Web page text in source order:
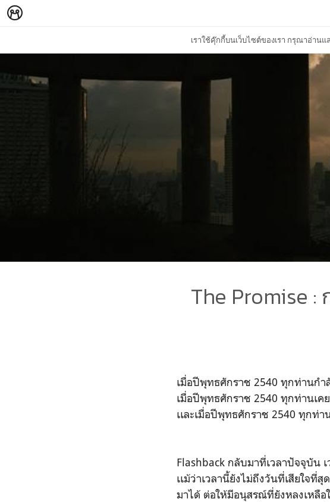
เราใช้คุ๊กกี้บนเว็บไซต์ของเรา กรุณาอ่านแ
The Promise
เมื่อปีพุทธศักราช 2540 ทุกท่านกำ
เมื่อปีพุทธศักราช 2540 ทุกท่านเ
เเละเมื่อปีพุทธศักราช 2540 ทุกท่า
Flashback กลับมาที่เวลาปัจจุบัน
เเม้ว่าเวลานี้ยังไม่ถึงวันที่เสียใจที่
มาได้ ต่อให้มีอนุสรณ์ที่ยังหลงเหลือ